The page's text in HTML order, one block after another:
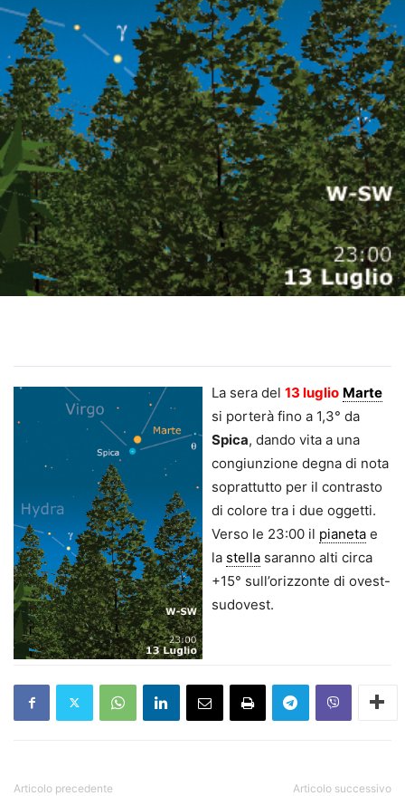
La sera del 13 luglio Marte
si porterà fino a 1,3° da
Spica, dando vita a una
congiunzione degna di nota
soprattutto per il contrasto
di colore tra i due oggetti.
Verso le 23:00 il pianeta e
la stella saranno alti circa
+15° sull’orizzonte di ovest-
sudovest.
Articolo precedente Articolo successivo